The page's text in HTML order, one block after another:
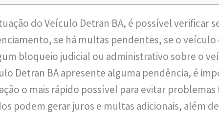
do Veículo Detran BA, é possível verificar
se há multas pendentes, se o veículo
bloqueio judicial ou administrativo sobre o
Detran BA apresente alguma pendência, é
o mais rápido possível para evitar
podem gerar juros e multas adicionais, além